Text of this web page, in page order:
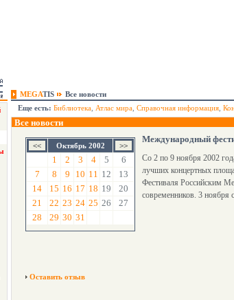
MEGATIS
Все новости
Еще есть: Библиотека Атлас мира Справочная информация
Все новости
Октябрь 2002
1 2 3 4 5
6
7
8 9 10 11 12
13
14
15 16 17 18 19
20
21
22 23 24 25 26
27
28
29 30 31
Международный
Со 2 по 9 ноября
лучших концертных
Фестиваля Российским
современников. 3
Оставить отзыв